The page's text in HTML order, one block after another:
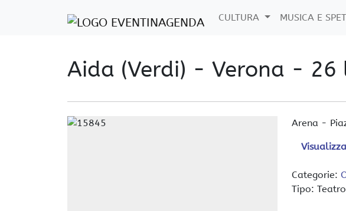
CULTURA MUSICA E
Aida (Verdi) - Verona - 26
Arena -
Categorie:
Tipo: Teatro